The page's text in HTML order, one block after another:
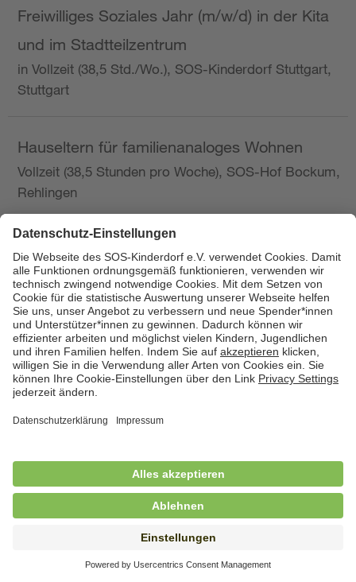
Freiwilliges Soziales Jahr (m/w/d) in der Kita
und im Stadtteilzentrum
in Vollzeit (38,5 Std./Wo.), SOS-Kinderdorf Stuttgart,
Stuttgart
Hauseltern für familienanaloges Wohnen
Vollzeit (38,5 Stunden pro Woche), SOS-Hof Bockum,
Rehlingen
Hauswirtschafterin / Köchin (m/w/d) als
Ausbilderin (m/w/d) im Bereich
Nahrungszubereitung
in Vollzeit (38,5 Std./Wo.), SOS-Kinderdorf
Saarbrücken, Saarbrücken
Hauswirtschaftskraft (m/w/d)
in unbefristeter Anstellung, Teilzeit (25 Std./Wo.), SOS-